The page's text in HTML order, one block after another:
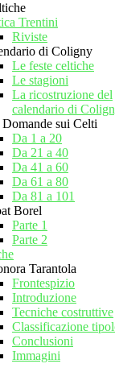
Trentini
Riviste
di Coligny
Le feste celtiche
Le stagioni
La ricostruzione del
calendario di
Domande sui Celti
Da 1 a 20
Da 21 a 40
Da 41 a 60
Da 61 a 80
Da 81 a 101
Borel
Parte 1
Parte 2
Tarantola
Frontespizio
Introduzione
Tecniche costruttive
Classificazione
Conclusioni
Immagini